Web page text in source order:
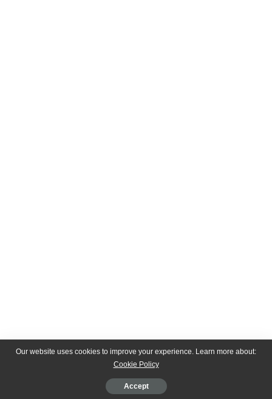
Our website uses cookies to improve your experience. Learn more about:
Cookie Policy
Accept